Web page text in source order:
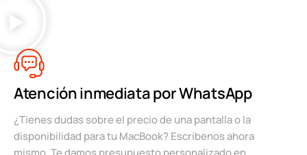
Atención inmediata por WhatsApp
¿Tienes dudas sobre el precio de una pantalla o la
disponibilidad para tu MacBook? Escríbenos ahora